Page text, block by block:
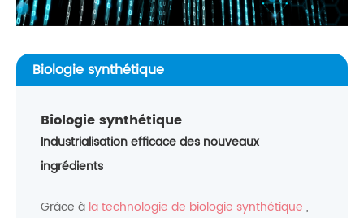
Biologie synthétique
Biologie synthétique
Industrialisation efficace des nouveaux
ingrédients
Grâce à la technologie de biologie synthétique ,